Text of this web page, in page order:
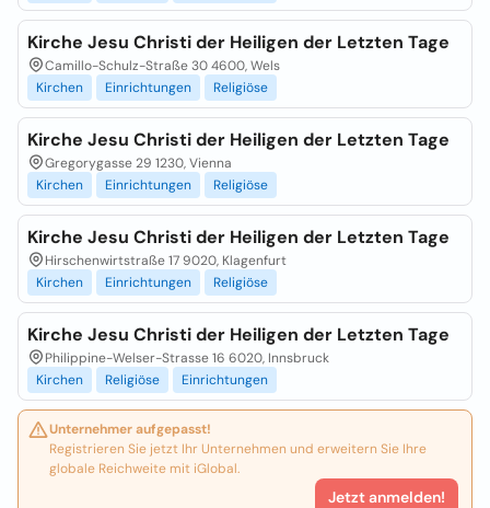
Kirche Jesu Christi der Heiligen der Letzten Tage
Camillo-Schulz-Straße 30 4600, Wels
Kirchen
Einrichtungen Religiöse
Kirche Jesu Christi der Heiligen der Letzten Tage
Gregorygasse 29 1230, Vienna
Kirchen
Einrichtungen Religiöse
Kirche Jesu Christi der Heiligen der Letzten Tage
Hirschenwirtstraße 17 9020, Klagenfurt
Kirchen
Einrichtungen Religiöse
Kirche Jesu Christi der Heiligen der Letzten Tage
Philippine-Welser-Strasse 16 6020, Innsbruck
Kirchen
Religiöse Einrichtungen
Unternehmer aufgepasst!
Registrieren Sie jetzt Ihr Unternehmen und erweitern Sie Ihre
globale Reichweite mit iGlobal.
Jetzt anmelden!